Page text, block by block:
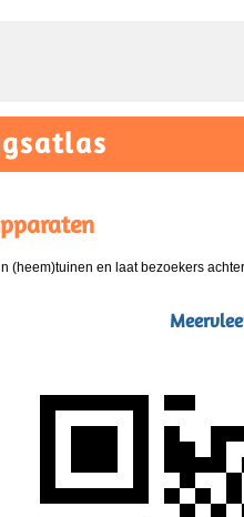
(heem)tuinen en laat bezoekers